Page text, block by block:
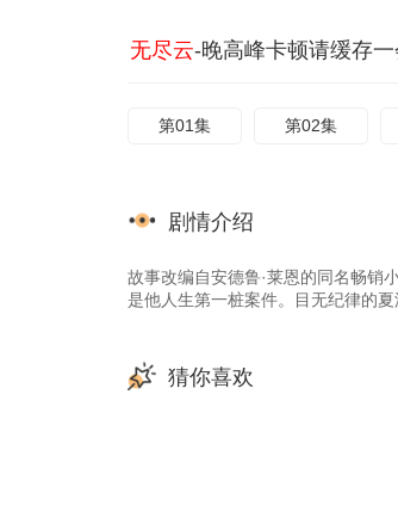
无尽云-晚高峰卡顿请缓存
第01集 第02集
剧情介绍
故事改编自安德鲁·莱恩的同名畅销
是他人生第一桩案件。目无纪律的
猜你喜欢